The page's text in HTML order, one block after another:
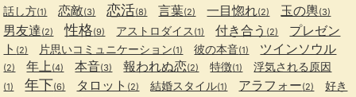
話し方(1) 恋敵(3) 恋活(8) 言葉(2) 一目惚れ(2) 玉の輿(3)
男友達(2) 性格(9) アストロダイス (1) 付き合う (2)
プレゼン
ト (2) 片思いコミュニケーション(1) 彼の本音(1) ツインソウル
(2) 年上 (4) 本音(3) 報われぬ恋(2) 特徴(1) 浮気される原因
(1) 年下(6) タロット (2) 結婚スタイル(1) アラフォー(2)
好き